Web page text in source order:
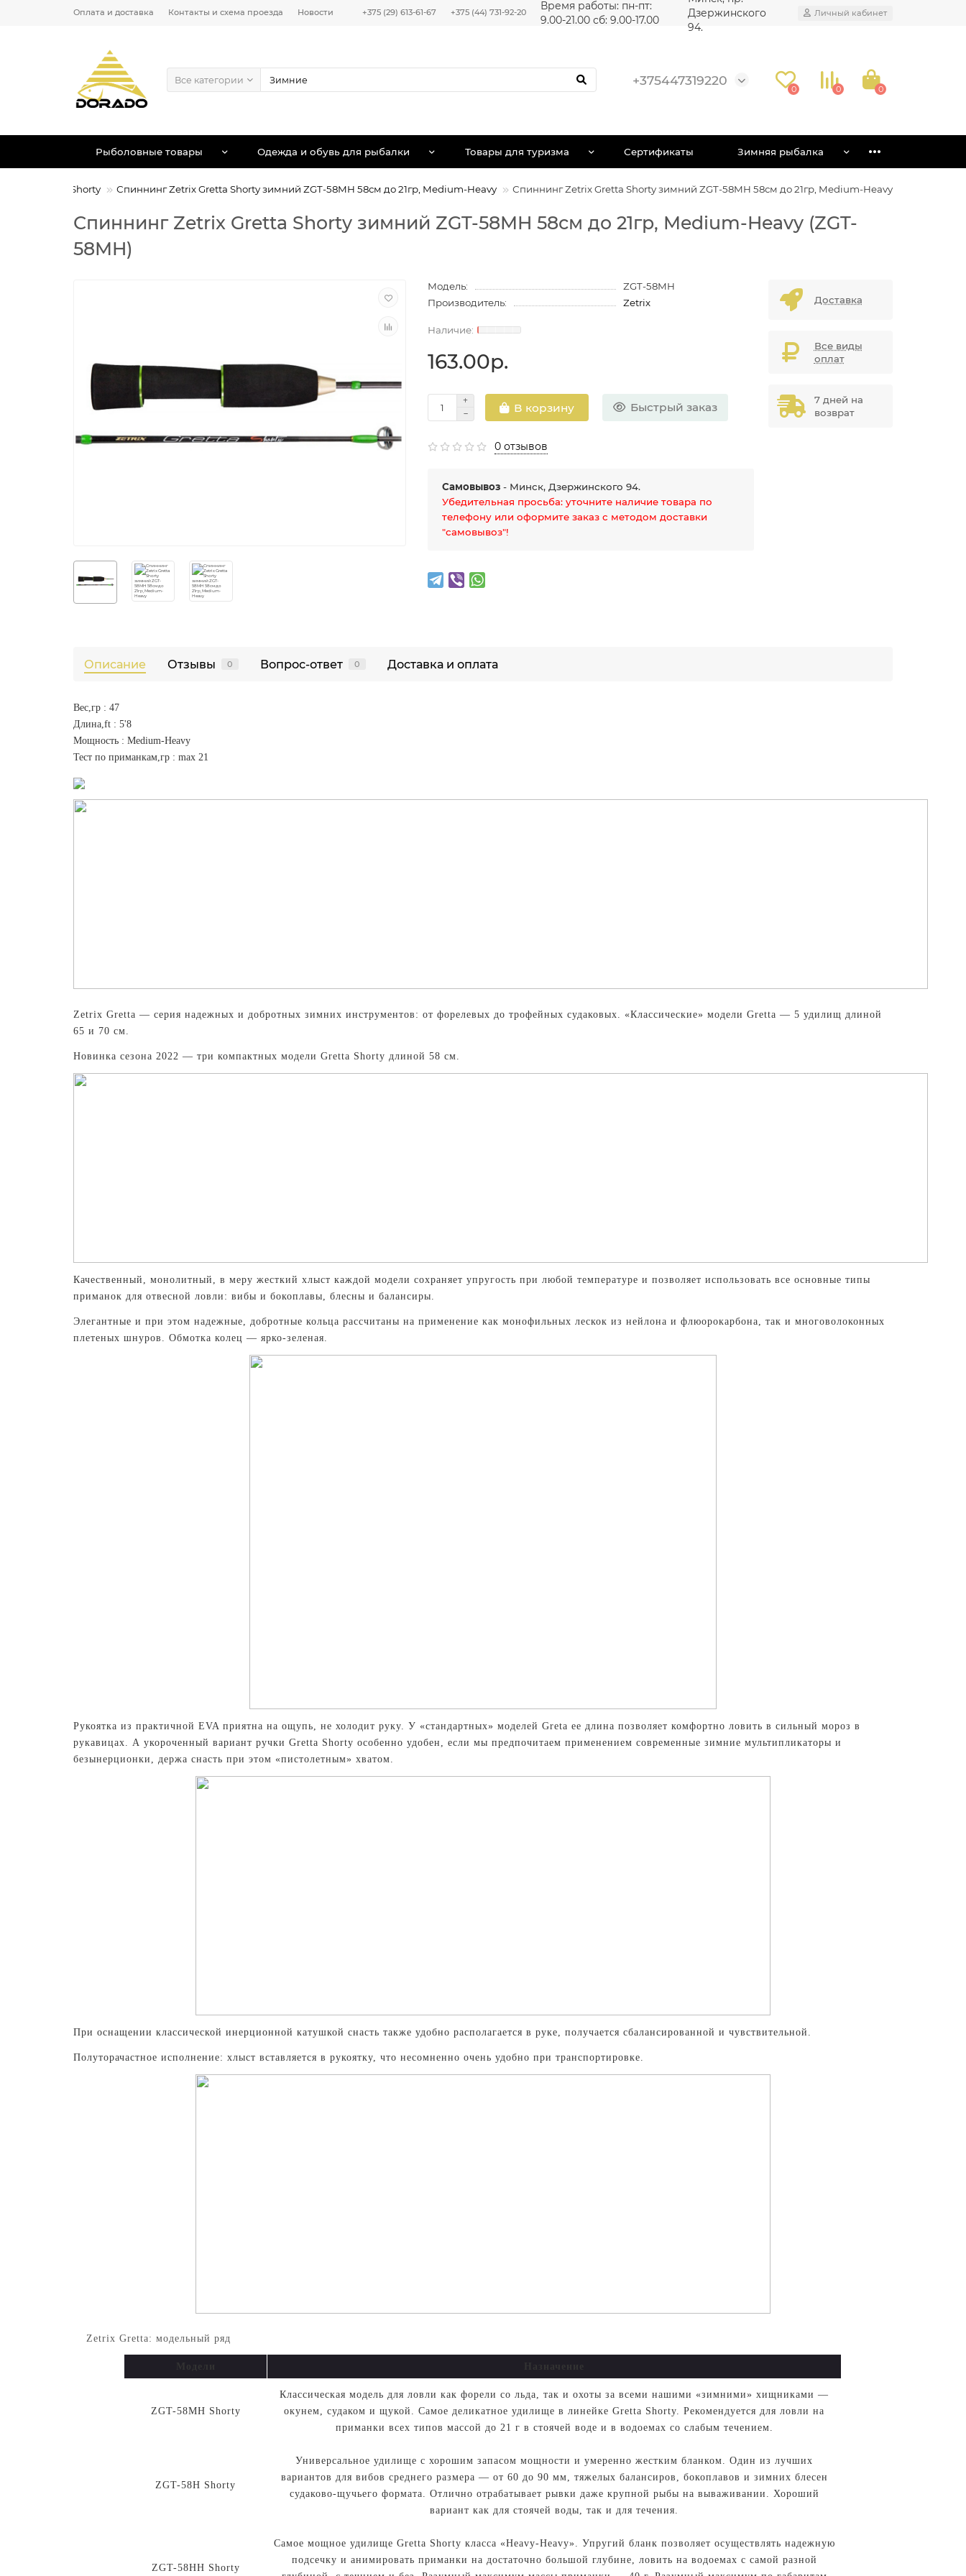
Оплата и доставка Контакты и схема проезда Новости +375 (29) 613-61-67 +375 (44) 731-92-20
Время работы: пн-пт:
9.00-21.00 сб: 9.00-17.00
Дзержинского
94.
Личный кабинет
Все категории +375447319220
0 0 0
Рыболовные товары Одежда и обувь для рыбалки Товары для туризма Сертификаты Зимняя рыбалка
Zetrix Gretta Shorty Спиннинг Zetrix Gretta Shorty зимний ZGT-58MH 58см до 21гр, Medium-Heavy Спиннинг Zetrix Gretta Shorty зимний ZGT-58MH 58см до 21гр, Medium-Heavy
Спиннинг Zetrix Gretta Shorty зимний ZGT-58MH 58см до 21гр, Medium-Heavy (ZGT-
58MH)
Модель:
ZGT-58MH
Производитель:
Zetrix
163.00р.
В корзину Быстрый заказ
0 отзывов
Самовывоз - Минск, Дзержинского 94.
Убедительная просьба: уточните наличие товара по
телефону или оформите заказ с методом доставки
"самовывоз"!
Доставка
Все виды
оплат
7 дней на
возврат
Описание Отзывы 0 Вопрос-ответ 0 Доставка и оплата
Вес,гр : 47
Длина,ft : 5'8
Мощность : Medium-Heavy
Тест по приманкам,гр : max 21
Zetrix Gretta — серия надежных и добротных зимних инструментов: от форелевых до трофейных судаковых. «Классические» модели Gretta — 5 удилищ длиной
65 и 70 см.
Новинка сезона 2022 — три компактных модели Gretta Shorty длиной 58 см.
Качественный, монолитный, в меру жесткий хлыст каждой модели сохраняет упругость при любой температуре и позволяет использовать все основные типы
приманок для отвесной ловли: вибы и бокоплавы, блесны и балансиры.
Элегантные и при этом надежные, добротные кольца рассчитаны на применение как монофильных лескок из нейлона и флюорокарбона, так и многоволоконных
плетеных шнуров. Обмотка колец — ярко-зеленая.
Рукоятка из практичной EVA приятна на ощупь, не холодит руку. У «стандартных» моделей Greta ее длина позволяет комфортно ловить в сильный мороз в
рукавицах. А укороченный вариант ручки Gretta Shorty особенно удобен, если мы предпочитаем применением современные зимние мультипликаторы и
безынерционки, держа снасть при этом «пистолетным» хватом.
При оснащении классической инерционной катушкой снасть также удобно располагается в руке, получается сбалансированной и чувствительной.
Полуторачастное исполнение: хлыст вставляется в рукоятку, что несомненно очень удобно при транспортировке.
Zetrix Gretta: модельный ряд
ZGT-58MH Shorty
Классическая модель для ловли как форели со льда, так и охоты за всеми нашими «зимними» хищниками —
окунем, судаком и щукой. Самое деликатное удилище в линейке Gretta Shorty. Рекомендуется для ловли на
приманки всех типов массой до 21 г в стоячей воде и в водоемах со слабым течением.
ZGT-58Н Shorty
Универсальное удилище с хорошим запасом мощности и умеренно жестким бланком. Один из лучших
вариантов для вибов среднего размера — от 60 до 90 мм, тяжелых балансиров, бокоплавов и зимних блесен
судаково-щучьего формата. Отлично отрабатывает рывки даже крупной рыбы на вываживании. Хороший
вариант как для стоячей воды, так и для течения.
ZGT-58HH Shorty
Самое мощное удилище Gretta Shorty класса «Heavy-Heavy». Упругий бланк позволяет осуществлять надежную
подсечку и анимировать приманки на достаточно большой глубине, ловить на водоемах с самой разной